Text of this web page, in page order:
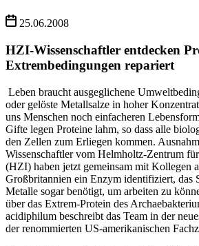
25.06.2008
HZI-Wissenschaftler entdecken
Extrembedingungen repariert
Leben braucht ausgeglichene
oder gelöste Metallsalze in hoher
uns Menschen noch einfacheren
Gifte legen Proteine lahm, so dass alle
den Zellen zum Erliegen kommen.
Wissenschaftler vom Helmholtz-Zentrum
(HZI) haben jetzt gemeinsam mit Kollegen
Großbritannien ein Enzym identifiziert, das
Metalle sogar benötigt, um arbeiten zu
über das Extrem-Protein des
acidiphilum beschreibt das Team in der
der renommierten US-amerikanischen